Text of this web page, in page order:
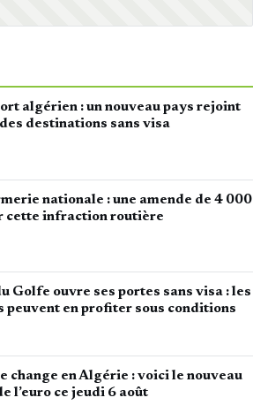
algérien : un nouveau pays rejoint
destinations sans visa
nationale : une amende de 4 000
cette infraction routière
Golfe ouvre ses portes sans visa : les
peuvent en profiter sous conditions
change en Algérie : voici le nouveau
l’euro ce jeudi 6 août